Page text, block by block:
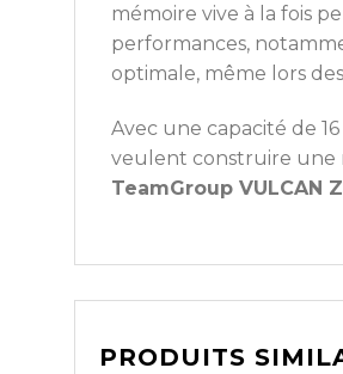
mémoire vive à la fois
performances,
optimale, même lors
Avec une capacité de
veulent construire une
TeamGroup VULCAN
PRODUITS